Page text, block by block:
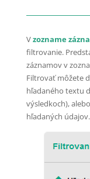
Vzozname
filtrovanie.
záznamov v
Filtrovať môžete
hľadaného textu
výsledkoch),
hľadaných údajov.